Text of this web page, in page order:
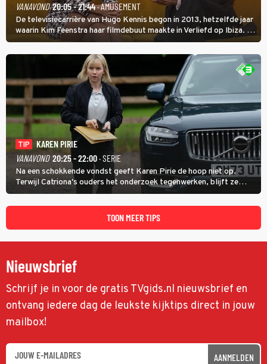
VANAVOND 20:05 - 21:44· AMUSEMENT
De televisiecarrière van Hugo Kennis begon in 2013, hetzelfde jaar
waarin Kim Feenstra haar filmdebuut maakte in Verliefd op Ibiza. In
Oh, Wat een Jaar! wordt duidelijk wat ze nog meer weten van het
jaar waarin ze allebei eindtwintigers waren.
TIP
KAREN PIRIE
VANAVOND 20:25 - 22:00· SERIE
Na een schokkende vondst geeft Karen Pirie de hoop niet op.
Terwijl Catriona's ouders het onderzoek tegenwerken, blijft ze
speuren naar Adam. In deze slotaflevering van Karen Pirie leidt het
spoor via Frankrijk en Italië naar Malta.
TOON MEER TIPS
Nieuwsbrief
Schrijf je in voor de gratis TVgids.nl nieuwsbrief en
ontvang iedere dag de leukste kijktips direct in jouw
mailbox!
AANMELDEN